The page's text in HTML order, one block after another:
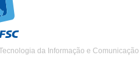
da Informação e Comunicação